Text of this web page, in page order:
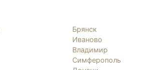
Брянск
Иваново
Владимир
Симферополь